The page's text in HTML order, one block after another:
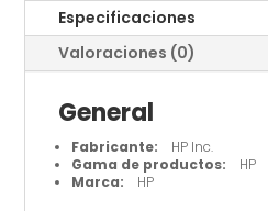
Especificaciones
Valoraciones (0)
General
Fabricante: HP Inc.
Gama de productos: HP
Marca: HP